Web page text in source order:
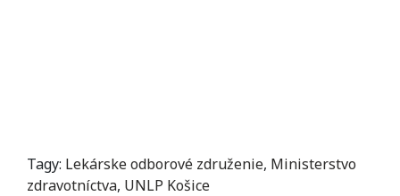
Tagy: Lekárske odborové združenie, Ministerstvo
zdravotníctva, UNLP Košice